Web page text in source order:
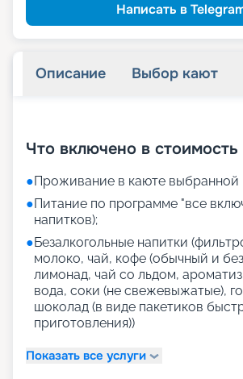
Написать в
Описание Выбор кают
Что включено в стоимость
●Проживание в каюте выбранной
●Питание по программе "все
напитков);
●Безалкогольные напитки
молоко, чай, кофе (обычный и
лимонад, чай со льдом,
вода, соки (не свежевыжатые),
шоколад (в виде пакетиков
приготовления))
Показать все услуги